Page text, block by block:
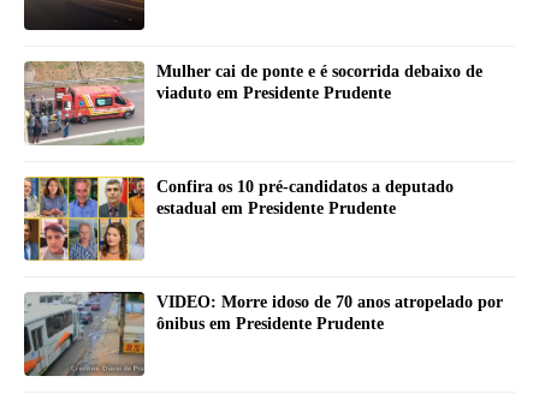
Mulher cai de ponte e é socorrida debaixo de
viaduto em Presidente Prudente
Confira os 10 pré-candidatos a deputado
estadual em Presidente Prudente
VIDEO: Morre idoso de 70 anos atropelado por
ônibus em Presidente Prudente